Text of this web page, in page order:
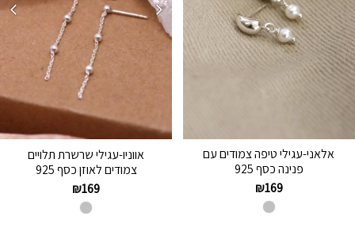
אלאני-עגילי טיפה צמודים עם
פנינה כסף 925
₪169
אווניו-עגילי שרשרת תלויים
צמודים לאוזן כסף 925
₪169